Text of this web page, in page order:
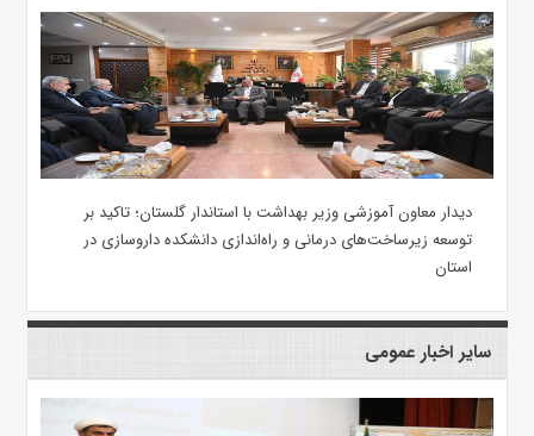
دیدار معاون آموزشی وزیر بهداشت با استاندار گلستان؛ تاکید بر
توسعه زیرساخت‌های درمانی و راه‌اندازی دانشکده داروسازی در
استان
سایر اخبار عمومی